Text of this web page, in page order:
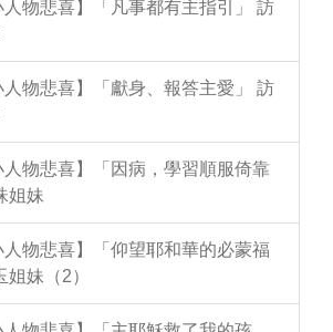
物悲喜】「凡事都有主指引」 訪
物悲喜】「獻身、報答主愛」 訪
物悲喜】「因病，學習順服倚靠
姐妹
物悲喜】「仰望耶和華的必蒙福
妹（2）